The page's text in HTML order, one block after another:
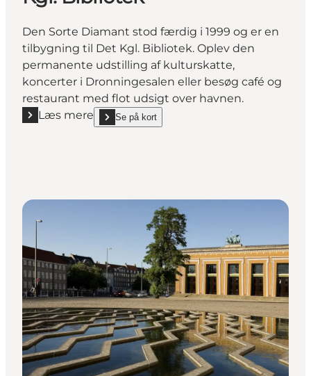
Den Sorte Diamant stod færdig i 1999 og er en
tilbygning til Det Kgl. Bibliotek. Oplev den
permanente udstilling af kulturskatte,
koncerter i Dronningesalen eller besøg café og
restaurant med flot udsigt over havnen.
Læs mere
Læs mere "Den Sorte Diamant – Det Kgl. Bibliotek"
Se på kort
show Den Sorte Diamant – Det Kgl. Bibliotek